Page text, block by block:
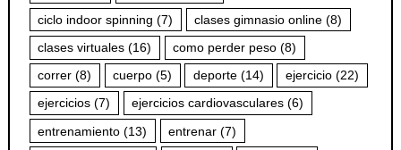
ciclo indoor spinning (7) clases gimnasio online (8)
clases virtuales (16) como perder peso (8)
correr (8) cuerpo (5) deporte (14) ejercicio (22)
ejercicios (7) ejercicios cardiovasculares (6)
entrenamiento (13) entrenar (7)